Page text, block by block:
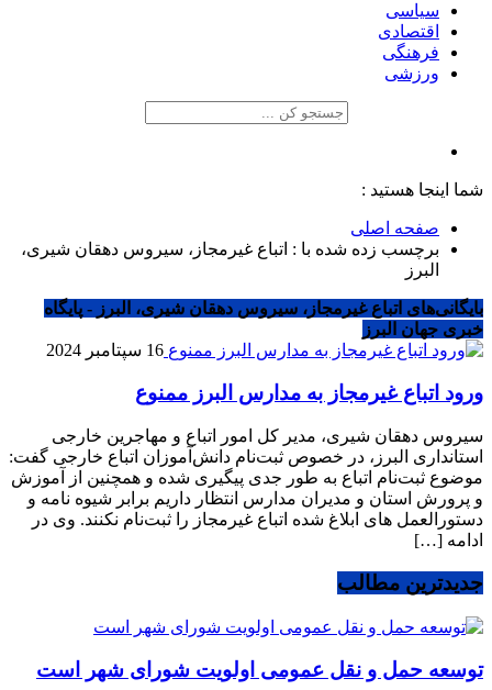
سیاسی
اقتصادی
فرهنگی
ورزشی
شما اینجا هستید :
صفحه اصلی
برچسب زده شده با : اتباع غیرمجاز، سیروس دهقان شیری،
البرز
بایگانی‌های اتباع غیرمجاز، سیروس دهقان شیری، البرز - پایگاه
خبری جهان البرز
16 سپتامبر 2024
ورود اتباع غیرمجاز به مدارس البرز ممنوع
سیروس دهقان شیری، مدیر کل امور اتباع و مهاجرین خارجی
استانداری البرز، در خصوص ثبت‌نام دانش‌آموزان اتباع خارجی گفت:
موضوع ثبت‌نام اتباع به طور جدی پیگیری شده و همچنین از آموزش
و پرورش استان و مدیران مدارس انتظار داریم برابر شیوه نامه و
دستورالعمل های ابلاغ شده اتباع غیرمجاز را ثبت‌نام نکنند. وی در
ادامه […]
جدیدترین مطالب
توسعه حمل و نقل عمومی اولویت شورای شهر است